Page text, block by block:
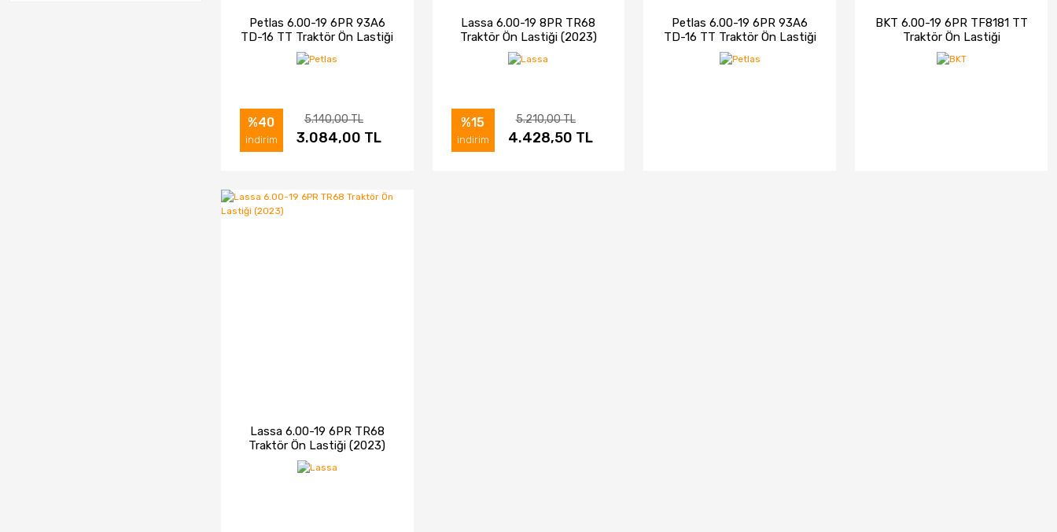
Petlas 6.00-19 6PR 93A6
TD-16 TT Traktör Ön Lastiği
(2026)
%40
indirim
5.140,00 TL
3.084,00 TL
İNCELE SATIN AL
Lassa 6.00-19 8PR TR68
Traktör Ön Lastiği (2023)
%15
indirim
5.210,00 TL
4.428,50 TL
İNCELE SATIN AL
Petlas 6.00-19 6PR 93A6
TD-16 TT Traktör Ön Lastiği
(2025)
BKT 6.00-19 6PR TF8181 TT
Traktör Ön Lastiği
Lassa 6.00-19 6PR TR68
Traktör Ön Lastiği (2023)